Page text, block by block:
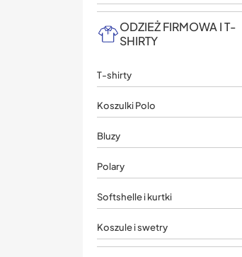
ODZIEŻ FIRMOWA I T-
SHIRTY
T-shirty
Koszulki Polo
Bluzy
Polary
Softshelle i kurtki
Koszule i swetry